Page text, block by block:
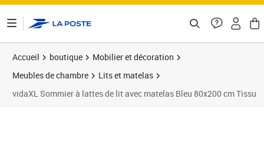
Accueil boutique
Mobilier et décoration
Meubles de chambre
Lits et matelas
vidaXL Sommier à lattes de lit avec matelas Bleu 80x200 cm Tissu